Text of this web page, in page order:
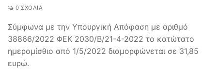
0 ΣΧΌΛΙΑ
Σύμφωνα με την Υπουργική Απόφαση με αριθμό
38866/2022 ΦΕΚ 2030/Β/21-4-2022 το κατώτατο
ημερομίσθιο από 1/5/2022 διαμορφώνεται σε 31,85
ευρώ.